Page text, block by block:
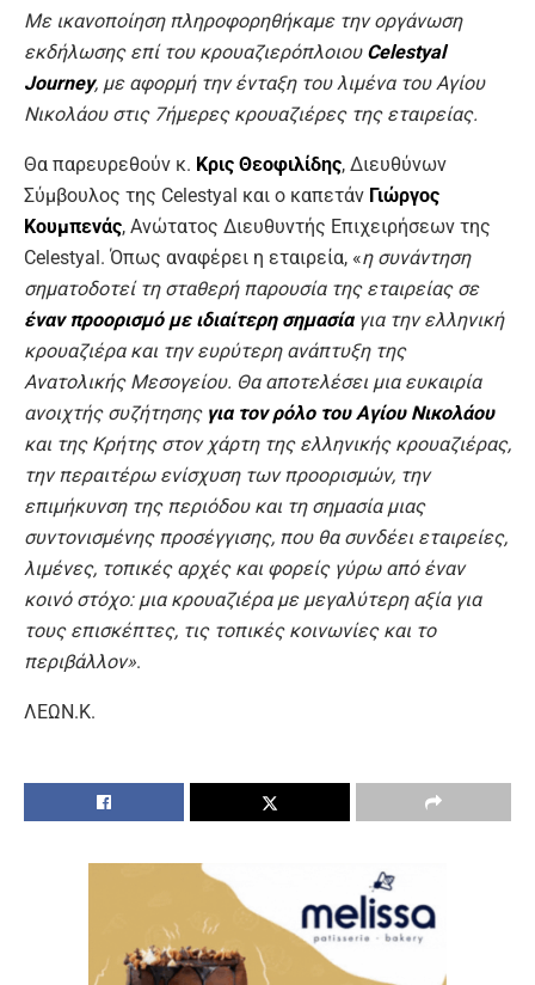
Με ικανοποίηση πληροφορηθήκαμε την οργάνωση
εκδήλωσης επί του κρουαζιερόπλοιου Celestyal
Journey, με αφορμή την ένταξη του λιμένα του Αγίου
Νικολάου στις 7ήμερες κρουαζιέρες της εταιρείας.
Θα παρευρεθούν κ. Κρις Θεοφιλίδης, Διευθύνων
Σύμβουλος της Celestyal και ο καπετάν Γιώργος
Κουμπενάς, Ανώτατος Διευθυντής Επιχειρήσεων της
Celestyal. Όπως αναφέρει η εταιρεία, «η συνάντηση
σηματοδοτεί τη σταθερή παρουσία της εταιρείας σε
έναν προορισμό με ιδιαίτερη σημασίαγια την ελληνική
κρουαζιέρα και την ευρύτερη ανάπτυξη της
Ανατολικής Μεσογείου. Θα αποτελέσει μια ευκαιρία
ανοιχτής συζήτησης για τον ρόλο του Αγίου Νικολάου
και της Κρήτης στον χάρτη της ελληνικής κρουαζιέρας,
την περαιτέρω ενίσχυση των προορισμών, την
επιμήκυνση της περιόδου και τη σημασία μιας
συντονισμένης προσέγγισης, που θα συνδέει εταιρείες,
λιμένες, τοπικές αρχές και φορείς γύρω από έναν
κοινό στόχο: μια κρουαζιέρα με μεγαλύτερη αξία για
τους επισκέπτες, τις τοπικές κοινωνίες και το
περιβάλλον».
ΛΕΩΝ.Κ.